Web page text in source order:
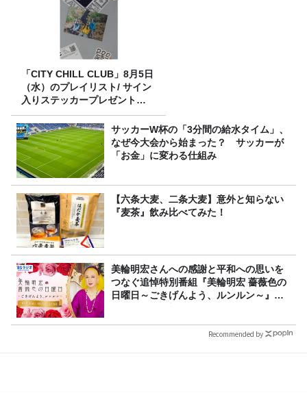
「CITY CHILL CLUB」8月5日
（水）のプレイリスト/ サイン
入りステッカープレゼント有
り
サッカーW杯の「3分間の給水タイム」、
なぜ今大会から始まった？ サッカーが
「お金」に変わる仕組み
【六条大麦、二条大麦】意外と知らない
『麦茶』飲み比べてみた！
美輪明宏さんへの感謝と平和への思いを
つなぐ追悼特別番組『美輪明宏 薔薇色の
日曜日～ごきげんよう、ルンルン～』
Recommended by